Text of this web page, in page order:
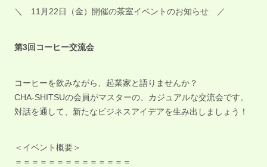
＼ 11月22日（金）開催の茶室イベントのお知らせ ／
第3回コーヒー交流会
コーヒーを飲みながら、起業家と語りませんか？
CHA-SHITSUの会員がマスターの、カジュアルな交流会です。
対話を通して、新たなビジネスアイデアを生み出しましょう！
＜イベント概要＞
＝＝＝＝＝＝＝＝＝＝＝＝＝＝